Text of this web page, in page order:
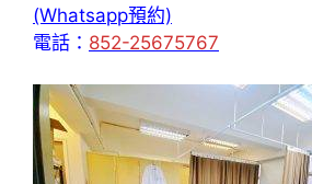
(Whatsapp預約)
電話： 852-25675767